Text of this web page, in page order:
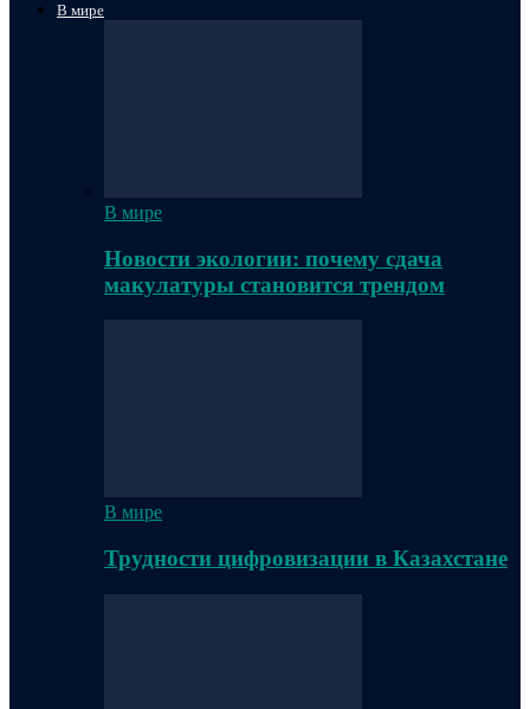
В мире
В мире
Новости экологии: почему сдача
макулатуры становится трендом
В мире
Трудности цифровизации в Казахстане